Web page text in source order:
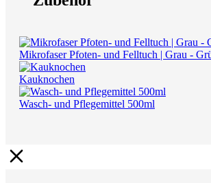
Mikrofaser Pfoten- und Felltuch | Grau -
Kauknochen
Wasch- und Pflegemittel 500ml